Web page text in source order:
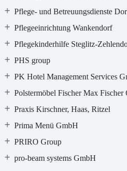
Pflege- und Betreuungsdienste
Pflegeeinrichtung Wankendorf
Pflegekinderhilfe Steglitz-
PHS group
PK Hotel Management Services
Polstermöbel Fischer Max Fischer
Praxis Kirschner, Haas, Ritzel
Prima Menü GmbH
PRIRO Group
pro-beam systems GmbH